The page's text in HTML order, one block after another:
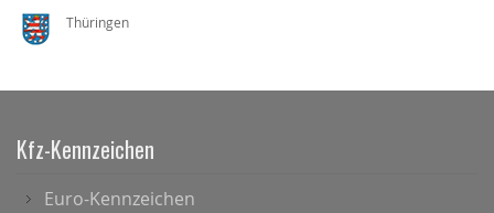
Thüringen
Kfz-Kennzeichen
Euro-Kennzeichen